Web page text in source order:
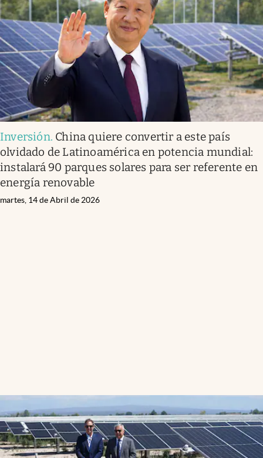
Inversión. China quiere convertir a este país
olvidado de Latinoamérica en potencia mundial:
instalará 90 parques solares para ser referente en
energía renovable
martes, 14 de Abril de 2026